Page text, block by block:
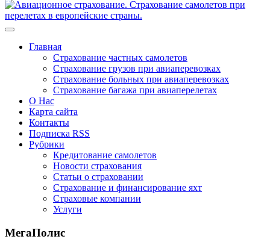
Главная
Страхование частных самолетов
Страхование грузов при авиаперевозках
Страхование больных при авиаперевозках
Страхование багажа при авиаперелетах
О Нас
Карта сайта
Контакты
Подписка RSS
Рубрики
Кредитование самолетов
Новости страхования
Статьи о страховании
Страхование и финансирование яхт
Страховые компании
Услуги
МегаПолис